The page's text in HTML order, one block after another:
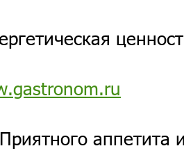
Приятного аппетита